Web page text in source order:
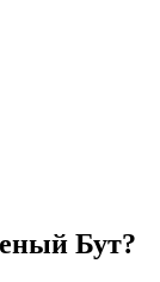
Бут?